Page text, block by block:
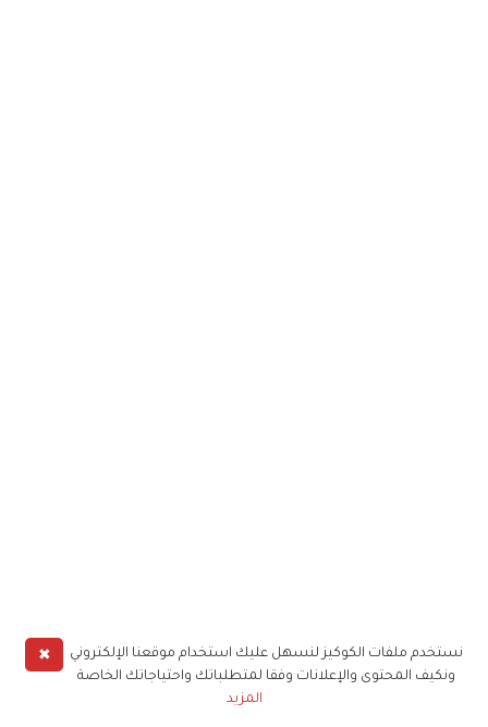
✖
نستخدم ملفات الكوكيز لنسهل عليك استخدام موقعنا الإلكتروني
ونكيف المحتوى والإعلانات وفقا لمتطلباتك واحتياجاتك الخاصة
المزيد